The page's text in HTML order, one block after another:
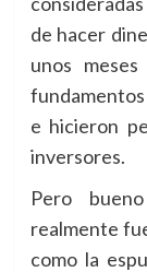
de hacer
unos
e hicieron
inversores.
Pero
realmente
como la